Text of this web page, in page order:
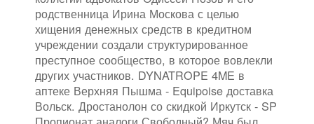
родственница Ирина Москова с целью
хищения денежных средств в кредитном
учреждении создали структурированное
преступное сообщество, в которое вовлекли
других участников. DYNATROPE 4ME в
аптеке Верхняя Пышма - Equipoise доставка
Вольск. Дростанолон со скидкой Иркутск - SP